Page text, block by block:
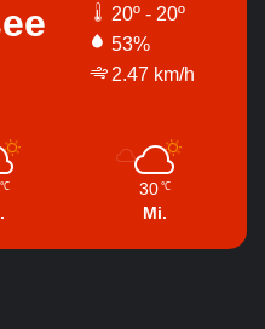
20º - 20º
53%
2.47 km/h
℃ 30 ℃
Mi.